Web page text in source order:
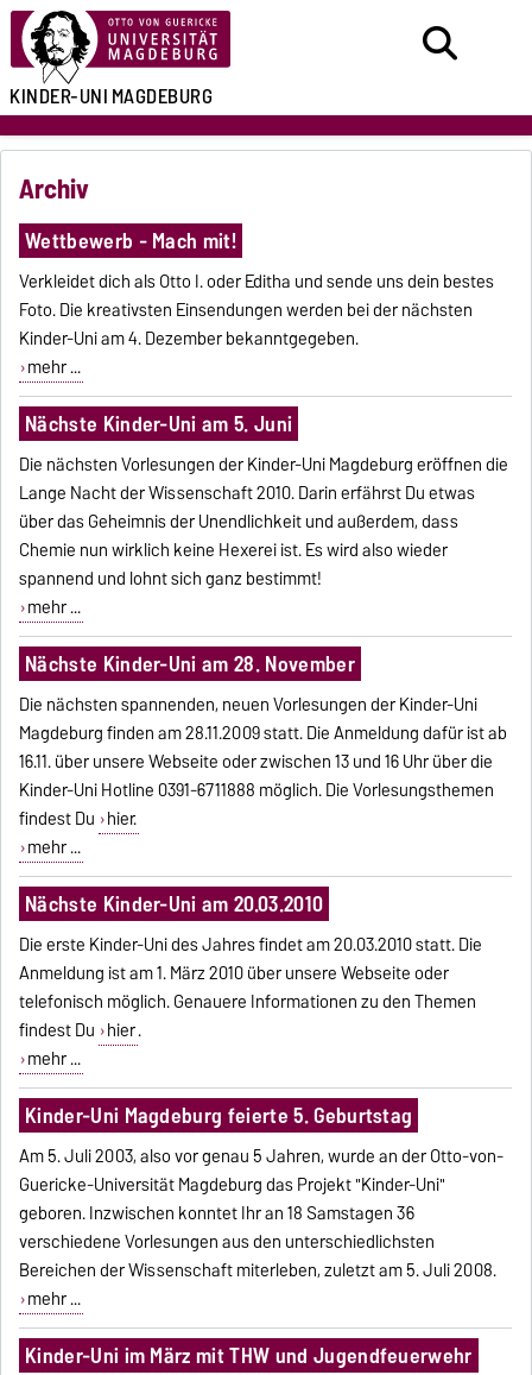
KINDER-UNIMAGDEBURG
Archiv
Wettbewerb - Mach mit!
Verkleidet dich als Otto I. oder Editha und sende uns dein bestes
Foto. Die kreativsten Einsendungen werden bei der nächsten
Kinder-Uni am 4. Dezember bekanntgegeben.
mehr ...
Nächste Kinder-Uni am 5. Juni
Die nächsten Vorlesungen der Kinder-Uni Magdeburg eröffnen die
Lange Nacht der Wissenschaft 2010. Darin erfährst Du etwas
über das Geheimnis der Unendlichkeit und außerdem, dass
Chemie nun wirklich keine Hexerei ist. Es wird also wieder
spannend und lohnt sich ganz bestimmt!
mehr ...
Nächste Kinder-Uni am 28. November
Die nächsten spannenden, neuen Vorlesungen der Kinder-Uni
Magdeburg finden am 28.11.2009 statt. Die Anmeldung dafür ist ab
16.11. über unsere Webseite oder zwischen 13 und 16 Uhr über die
Kinder-Uni Hotline 0391-6711888 möglich. Die Vorlesungsthemen
findest Du hier.
mehr ...
Nächste Kinder-Uni am 20.03.2010
Die erste Kinder-Uni des Jahres findet am 20.03.2010 statt. Die
Anmeldung ist am 1. März 2010 über unsere Webseite oder
telefonisch möglich. Genauere Informationen zu den Themen
findest Du hier.
mehr ...
Kinder-Uni Magdeburg feierte 5. Geburtstag
Am 5. Juli 2003, also vor genau 5 Jahren, wurde an der Otto-von-
Guericke-Universität Magdeburg das Projekt "Kinder-Uni"
geboren. Inzwischen konntet Ihr an 18 Samstagen 36
verschiedene Vorlesungen aus den unterschiedlichsten
Bereichen der Wissenschaft miterleben, zuletzt am 5. Juli 2008.
mehr ...
Kinder-Uni im März mit THW und Jugendfeuerwehr